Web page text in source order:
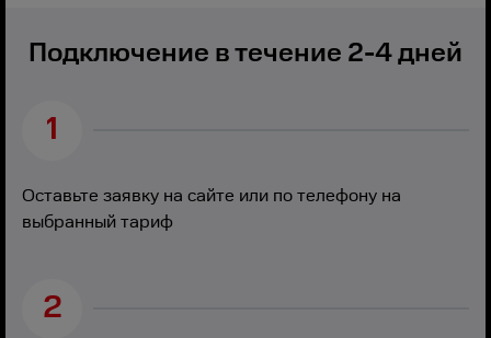
Подключение в течение 2-4 дней
1
Оставьте заявку на сайте или по телефону на
выбранный тариф
2